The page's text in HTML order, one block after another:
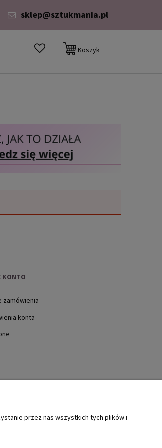
sklep@sztukmania.pl
Koszyk
KONTO
zamówienia
konta
przez nas wszystkich tych plików i